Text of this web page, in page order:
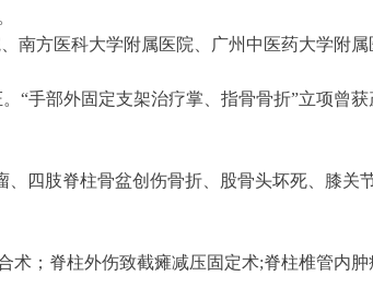
南方医科大学附属医院、广州中医药大学附
“手部外固定支架治疗掌、指骨骨折”立项曾
四肢脊柱骨盆创伤骨折、股骨头坏死、膝关
；脊柱外伤致截瘫减压固定术;脊柱椎管内